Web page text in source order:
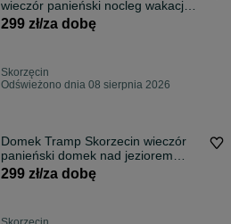
wieczór panieński nocleg wakacje
noclegi
299 zł/za dobę
Skorzęcin
Odświeżono dnia 08 sierpnia 2026
Domek Tramp Skorzecin wieczór
panieński domek nad jeziorem
nocleg noclegi weekend Skorzecin
299 zł/za dobę